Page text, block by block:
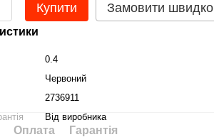
Купити Замовити швидко
0.4
Червоний
2736911
Від виробника
Оплата Гарантія